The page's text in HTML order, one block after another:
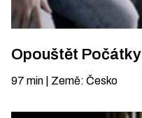
Opouštět Počátky
97 min Země: Česko